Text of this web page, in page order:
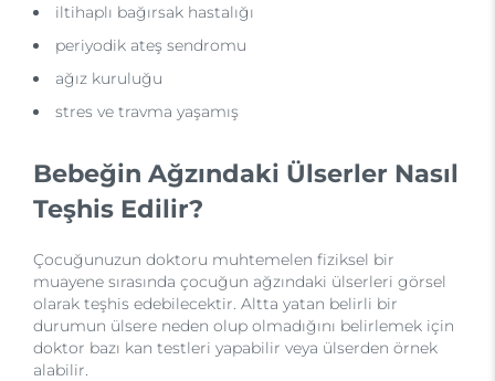
iltihaplı bağırsak hastalığı
periyodik ateş sendromu
ağız kuruluğu
stres ve travma yaşamış
Bebeğin Ağzındaki Ülserler Nasıl
Teşhis Edilir?
Çocuğunuzun doktoru muhtemelen fiziksel bir
muayene sırasında çocuğun ağzındaki ülserleri görsel
olarak teşhis edebilecektir. Altta yatan belirli bir
durumun ülsere neden olup olmadığını belirlemek için
doktor bazı kan testleri yapabilir veya ülserden örnek
alabilir.